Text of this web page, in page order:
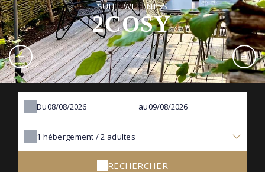
SUITE WELLNESS
2COSY
Du au
1 hébergement /2 adultes
RECHERCHER